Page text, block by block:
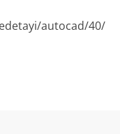
autocad/40/